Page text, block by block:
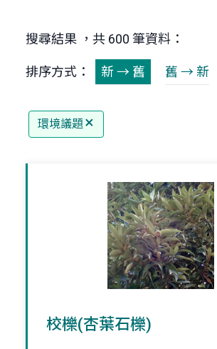
搜尋結果 ，共 600 筆資料：
排序方式： 新 → 舊 舊 → 新
環境議題
校櫟(杏葉石櫟)